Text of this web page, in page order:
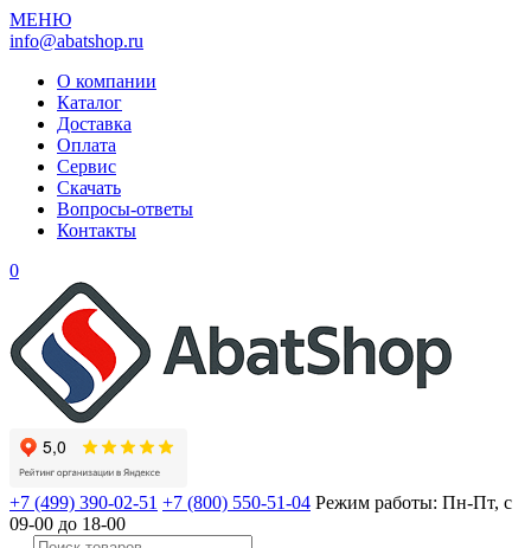
МЕНЮ
info@abatshop.ru
О компании
Каталог
Доставка
Оплата
Сервис
Скачать
Вопросы-ответы
Контакты
0
+7 (499) 390-02-51 +7 (800) 550-51-04 Режим работы: Пн-Пт, с
09-00 до 18-00